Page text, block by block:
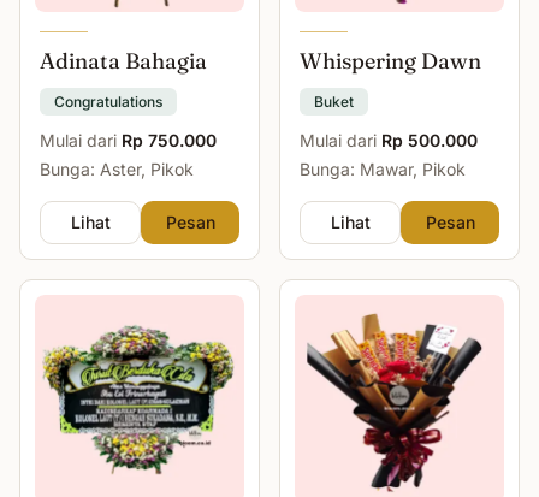
Adinata Bahagia
Congratulations
Mulai dari Rp 750.000
Bunga: Aster, Pikok
Lihat Pesan
Whispering Dawn
Buket
Mulai dari Rp 500.000
Bunga: Mawar, Pikok
Lihat Pesan